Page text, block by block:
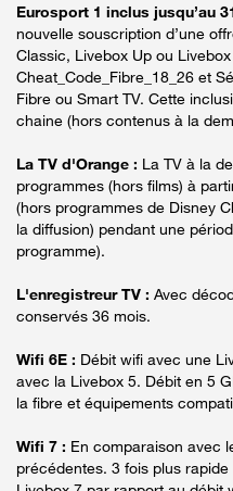
Eurosport 1 inclus jusqu’au
nouvelle souscription d’une
Classic, Livebox Up ou
Cheat_Code_Fibre_18_26 et
Fibre ou Smart TV. Cette
chaine (hors contenus à la
La TV d'Orange : La TV à la
programmes (hors films) à
(hors programmes de Disney
la diffusion) pendant une
programme).
L'enregistreur TV : Avec
conservés 36 mois.
Wifi 6E : Débit wifi avec une
avec la Livebox 5. Débit en 5
la fibre et équipements
Wifi 7 : En comparaison avec
précédentes. 3 fois plus